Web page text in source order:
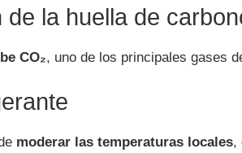
de la huella de
CO₂, uno de los principales gases
moderar las temperaturas locales,